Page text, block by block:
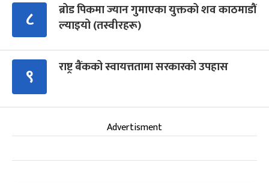
८
ब्रोड पिकमा ज्यान गुमाएका युक्तको शव काठमाडौं
ल्याइयो (तस्वीरहरू)
९ राष्ट्र बैंकको स्वायत्ततामा सरकारको उपहास
Advertisment